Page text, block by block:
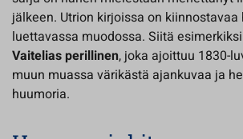
jälkeen. Utrion kirjoissa on
luettavassa muodossa. Siitä
Vaitelias perillinen, joka ajoittuu 1830-
muun muassa värikästä ajankuvaa ja
huumoria.